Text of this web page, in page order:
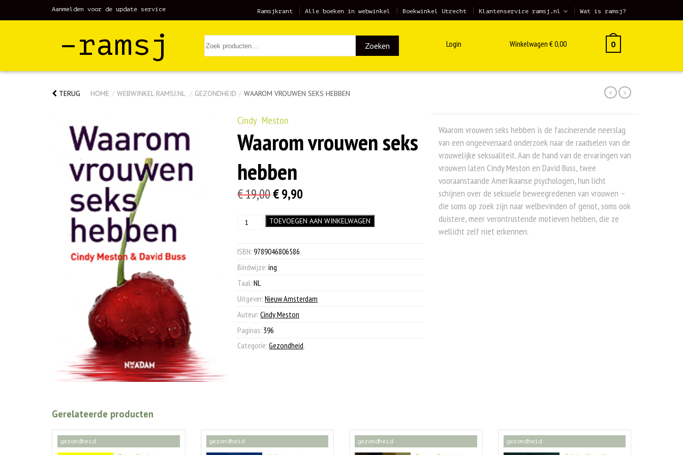
Aanmelden voor de update service Ramsjkrant Alle boeken in webwinkel Boekwinkel Utrecht Klantenservice ramsj.nl Wat is ramsj?
–ramsj Zoeken Login Winkelwagen €0,00 0
TERUG HOME / WEBWINKEL RAMSJ.NL / GEZONDHEID / WAAROM VROUWEN SEKS HEBBEN < >
Cindy Meston
Waarom vrouwen seks
hebben
€19,00Oorspronkelijke
was:
€ 19,00.
€9,90
is:
€ 9,90.
Waarom
hebben
aantal
TOEVOEGEN AAN WINKELWAGEN
ISBN:9789046806586.
Bindwijze:ing
Taal:NL
Uitgever:Nieuw Amsterdam
Auteur:Cindy Meston
Paginas: 396
Categorie:Gezondheid.
Waarom vrouwen seks hebben is de fascinerende neerslag
van een ongeëvenaard onderzoek naar de raadselen van de
vrouwelijke seksualiteit. Aan de hand van de ervaringen van
vrouwen laten Cindy Meston en David Buss, twee
vooraanstaande Amerikaanse psychologen, hun licht
schijnen over de seksuele beweegredenen van vrouwen –
die soms op zoek zijn naar welbevinden of genot, soms ook
duistere, meer verontrustende motieven hebben, die ze
wellicht zelf niet erkennen.
Gerelateerde producten
gezondheid gezondheid gezondheid gezondheid